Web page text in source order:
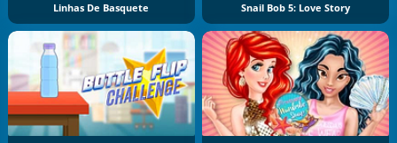
Linhas De Basquete Snail Bob 5: Love Story